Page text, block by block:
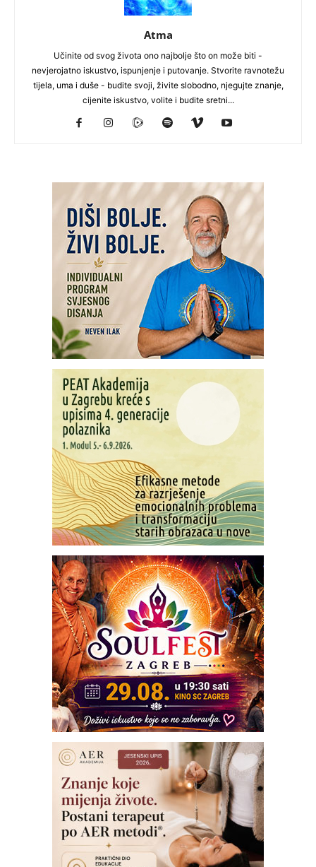
Atma
Učinite od svog života ono najbolje što on može biti -
nevjerojatno iskustvo, ispunjenje i putovanje. Stvorite ravnotežu
tijela, uma i duše - budite svoji, živite slobodno, njegujte znanje,
cijenite iskustvo, volite i budite sretni...